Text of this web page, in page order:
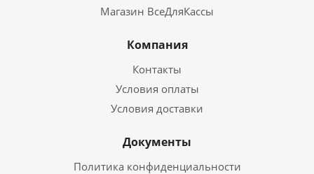
Магазин ВсеДляКассы
Компания
Контакты
Условия оплаты
Условия доставки
Документы
Политика конфиденциальности